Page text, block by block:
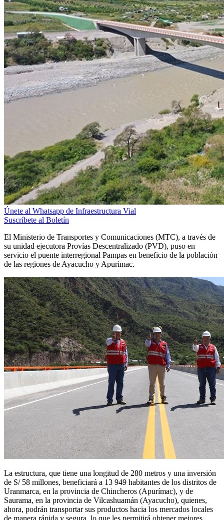
Únete al Whatsapp de Infraestructura Vial
Suscríbete al Boletín
El Ministerio de Transportes y Comunicaciones (MTC), a través de
su unidad ejecutora Provías Descentralizado (PVD), puso en
servicio el puente interregional Pampas en beneficio de la población
de las regiones de Ayacucho y Apurímac.
La estructura, que tiene una longitud de 280 metros y una inversión
de S/ 58 millones, beneficiará a 13 949 habitantes de los distritos de
Uranmarca, en la provincia de Chincheros (Apurímac), y de
Saurama, en la provincia de Vilcashuamán (Ayacucho), quienes,
ahora, podrán transportar sus productos hacia los mercados locales
de manera rápida y segura, lo que les permitirá obtener mejores